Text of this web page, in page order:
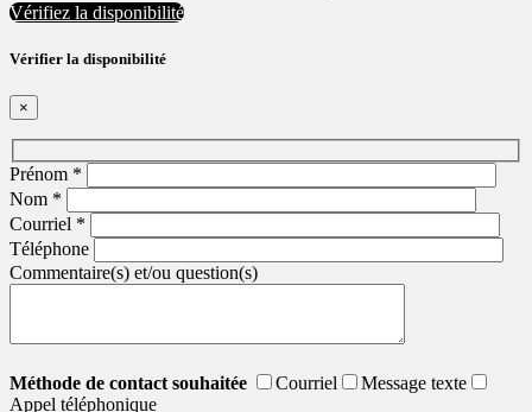
Vérifiez la disponibilité
Vérifier la disponibilité
×
Prénom *
Nom *
Courriel *
Téléphone
Commentaire(s) et/ou question(s)
Méthode de contact souhaitée Courriel
Message texte
Appel téléphonique